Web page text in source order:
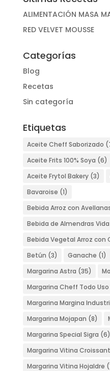
ALIMENTACIÓN MASA
RED VELVET MOUSSE
Categorías
Blog
Recetas
Sin categoría
Etiquetas
Aceite Cheff Saborizado
Aceite Frits 100% Soya (6)
Aceite Frytol Bakery(3)
Bavaroise (1)
Bebida Arroz con
Bebida de Almendras
Bebida Vegetal Arroz con
Betún (3) Ganache (1)
Margarina Astra (35)
Margarina Cheff Todo Uso
Margarina Margina
Margarina Mojapan (8)
Margarina Special Sigra (6)
Margarina Vitina Croissant
Margarina Vitina Hojaldre